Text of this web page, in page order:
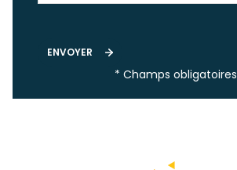
ENVOYER
* Champs obligatoires